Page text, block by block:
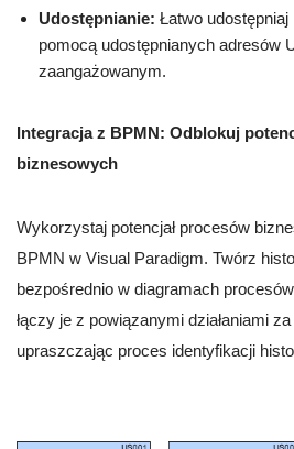
Udostępnianie: Łatwo
pomocą udostępnianych adresów
zaangażowanym.
Integracja z BPMN: Odblokuj
biznesowych
Wykorzystaj potencjał procesów
BPMN w Visual Paradigm. Twórz
bezpośrednio w diagramach
łączy je z powiązanymi działaniami
upraszczając proces identyfikacji